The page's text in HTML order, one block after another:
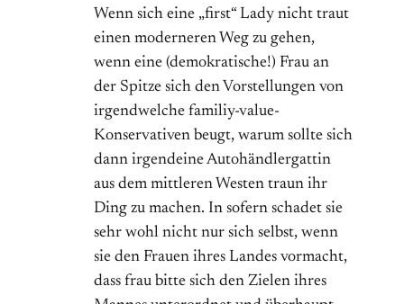
Wenn sich eine „first“ Lady nicht traut
einen moderneren Weg zu gehen,
wenn eine (demokratische!) Frau an
der Spitze sich den Vorstellungen von
irgendwelche familiy-value-
Konservativen beugt, warum sollte sich
dann irgendeine Autohändlergattin
aus dem mittleren Westen traun ihr
Ding zu machen. In sofern schadet sie
sehr wohl nicht nur sich selbst, wenn
sie den Frauen ihres Landes vormacht,
dass frau bitte sich den Zielen ihres